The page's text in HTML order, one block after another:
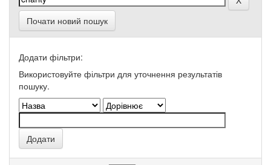
Почати новий пошук
Додати фільтри:
Використовуйте фільтри для уточнення результатів
пошуку.